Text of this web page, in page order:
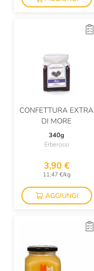
CONFETTURA EXTRA
DI MORE
340g
Erberossi
3,90 €
11,47 €/kg
AGGIUNGI